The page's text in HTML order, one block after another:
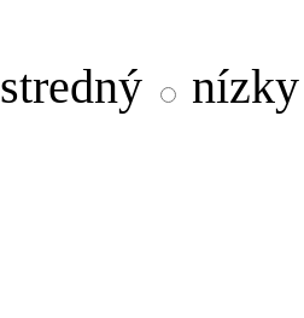
stredný
nízky